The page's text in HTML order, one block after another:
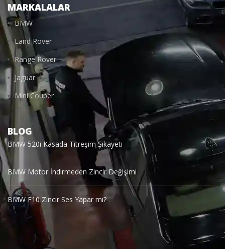
MARKALALAR
BMW
Land Rover
Range Rover
Jaguar
Mini Couper
BLOG
BMW 520i Kasada Titreşim Şikayeti
BMW Motor İndirmeden Zincir Değişimi
BMW F10 Zincir Ses Yapar mı?